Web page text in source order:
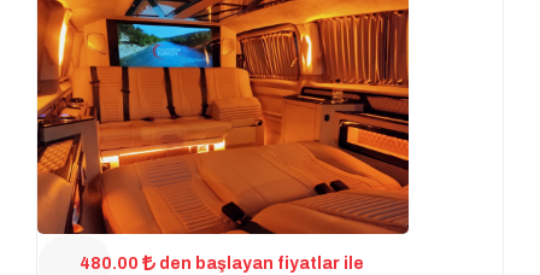
480.00 den başlayan fiyatlar ile